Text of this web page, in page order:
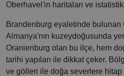
Oberhavel'in haritaları ve
Brandenburg eyaletinde bulunan
Almanya'nın kuzeydoğusunda
Oranienburg olan bu ilçe, hem
tarihi yapıları ile dikkat çeker.
ve gölleri ile doğa severlere hitap